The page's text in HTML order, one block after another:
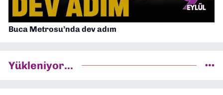
Buca Metrosu’nda dev adım
Yükleniyor...